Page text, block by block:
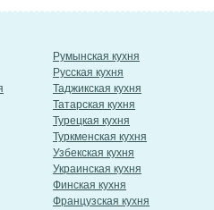
Румынская кухня
Русская кухня
Таджикская кухня
Татарская кухня
Турецкая кухня
Туркменская кухня
Узбекская кухня
Украинская кухня
Финская кухня
Французская кухня